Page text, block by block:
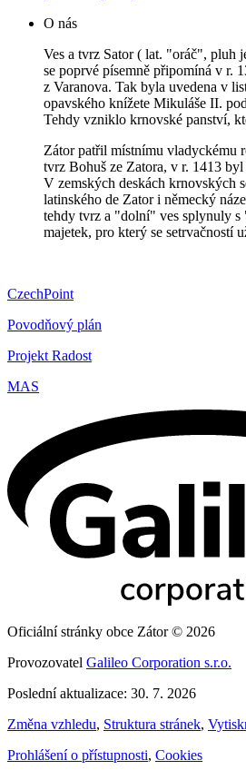
O nás
Ves a tvrz Sator ( lat. "oráč", pluh
se poprvé písemně připomíná v r.
z Varanova. Tak byla uvedena v
opavského knížete Mikuláše II.
Tehdy vzniklo krnovské panství,
Zátor patřil místnímu vladyckému
tvrz Bohuš ze Zatora, v r. 1413
V zemských deskách krnovských
latinského de Zator i německý
tehdy tvrz a "dolní" ves splynuly
majetek, pro který se setrvačností
CzechPoint
Povodňový plán
Projekt Radost
MAS
Oficiální stránky obce Zátor © 2026
Provozovatel Galileo Corporation s.r.o.
Poslední aktualizace: 30. 7. 2026
Změna vzhledu, Struktura stránek,
Prohlášení o přístupnosti, Cookies